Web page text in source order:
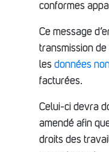
conformes
Ce message
transmission
les données
facturées.
Celui-ci devra
amendé afin
droits des